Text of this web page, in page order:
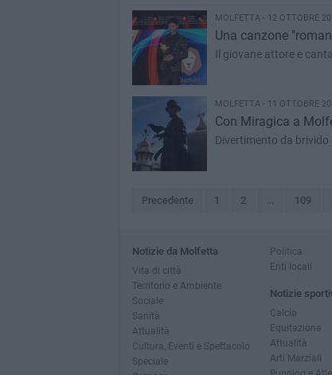
MOLFETTA - 12 OTTOBRE
Una canzone
Il giovane attore e
MOLFETTA - 11 OTTOBRE
Con Miragica a
Divertimento da brivido
Precedente 1 2 ... 109
Notizie da Molfetta
Vita di città
Territorio e Ambiente
Sociale
Sanità
Attualità
Cultura, Eventi e Spettacolo
Speciale
Politica
Enti locali
Notizie
Calcio
Equitazione
Attualità
Arti Marziali